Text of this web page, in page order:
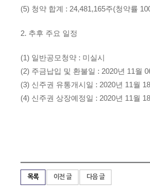
(5) 청약 합계 : 24,481,165주(청약률
2. 추후 주요 일정
(1) 일반공모청약 : 미실시
(2) 주금납입 및 환불일 : 2020년 11월
(3) 신주권 유통개시일 : 2020년 11월
(4) 신주권 상장예정일 : 2020년 11월
목록 이전 글 다음 글